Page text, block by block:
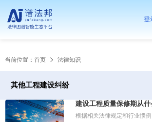
登
当前位置： 首页 法律知识
其他工程建设纠纷
建设工程质量保修期从
根据相关法律规定和行业惯